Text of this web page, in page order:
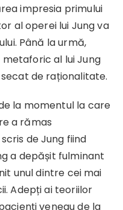
impresia primului
al operei lui Jung va
Până la urmă,
al lui Jung
de raționalitate.
la momentul la care
a rămas
de Jung fiind
a depășit fulminant
unul dintre cei mai
Adepți ai teoriilor
veneau de la